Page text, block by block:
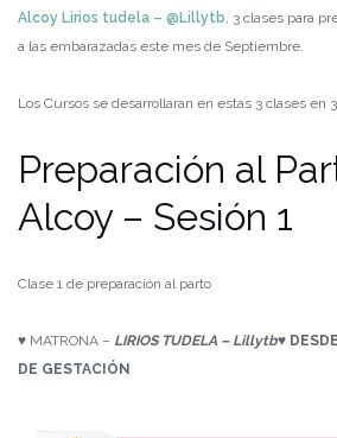
Alcoy Lirios tudela – @Lillytb, 3 clases para
a las embarazadas este mes de Septiembre.
Los Cursos se desarrollaran en estas 3 clases en
Preparación al
Alcoy – Sesión 1
Clase 1 de preparación al parto
♥ MATRONA – LIRIOS TUDELA – Lillytb♥
DE GESTACIÓN